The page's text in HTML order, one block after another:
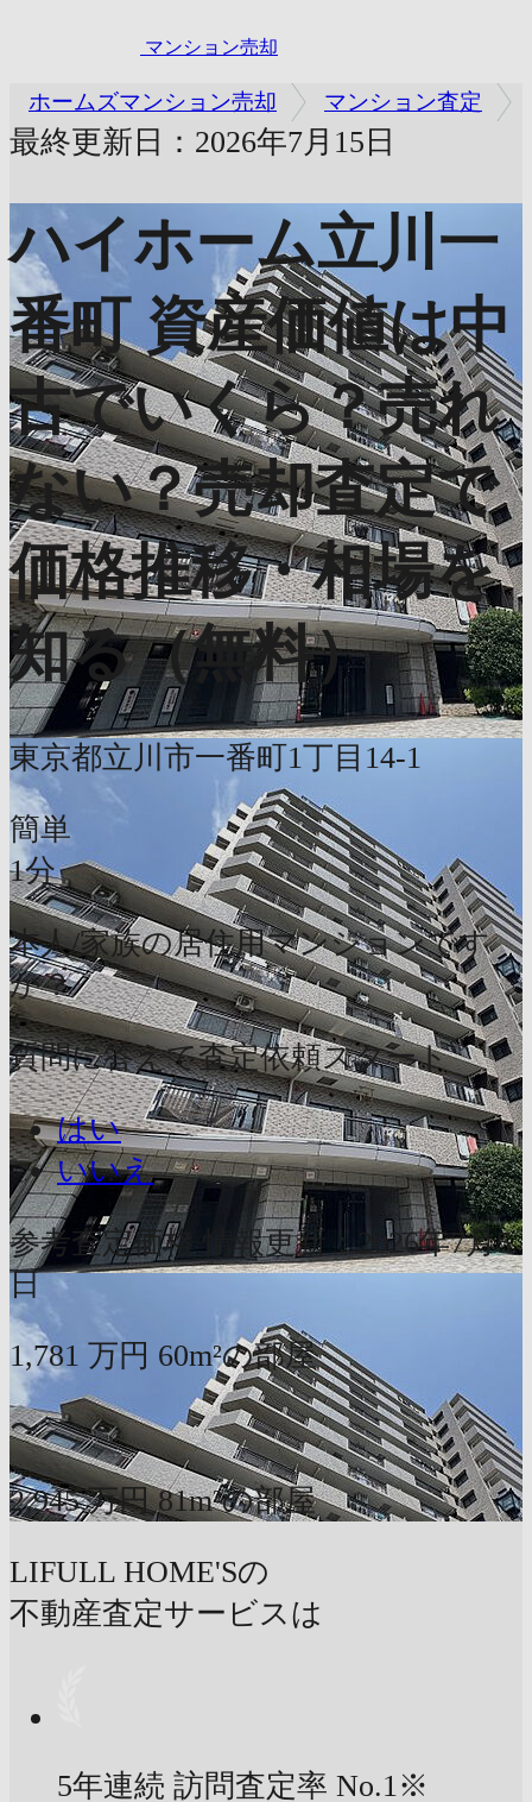
マンション売却
ホームズマンション売却 マンション査定
最終更新日：2026年7月15日
ハイホーム立川一
番町 資産価値は中
古でいくら？売れ
ない？売却査定で
価格推移・相場を
知る（無料）
東京都立川市一番町1丁目14-1
簡単
1分
本人/家族の居住用マンションです
か？
質問に答えて査定依頼スタート
はい
いいえ
参考査定価格
情報更新：2026年7月5
日
1,781 万円 60m²の部屋
〜
2,945 万円 81m²の部屋
LIFULL HOME'Sの
不動産査定サービスは
5年連続 訪問査定率 No.1※